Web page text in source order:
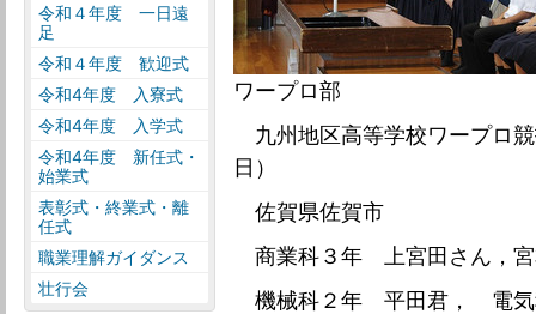
ワープロ部
九州地区高等学校ワープロ
日）
佐賀県佐賀市
商業科３年 上宮田さん，宮
機械科２年 平田君， 電
令和４年度 一日遠
足
令和４年度 歓迎式
令和4年度 入寮式
令和4年度 入学式
令和4年度 新任式・
始業式
表彰式・終業式・離
任式
職業理解ガイダンス
壮行会